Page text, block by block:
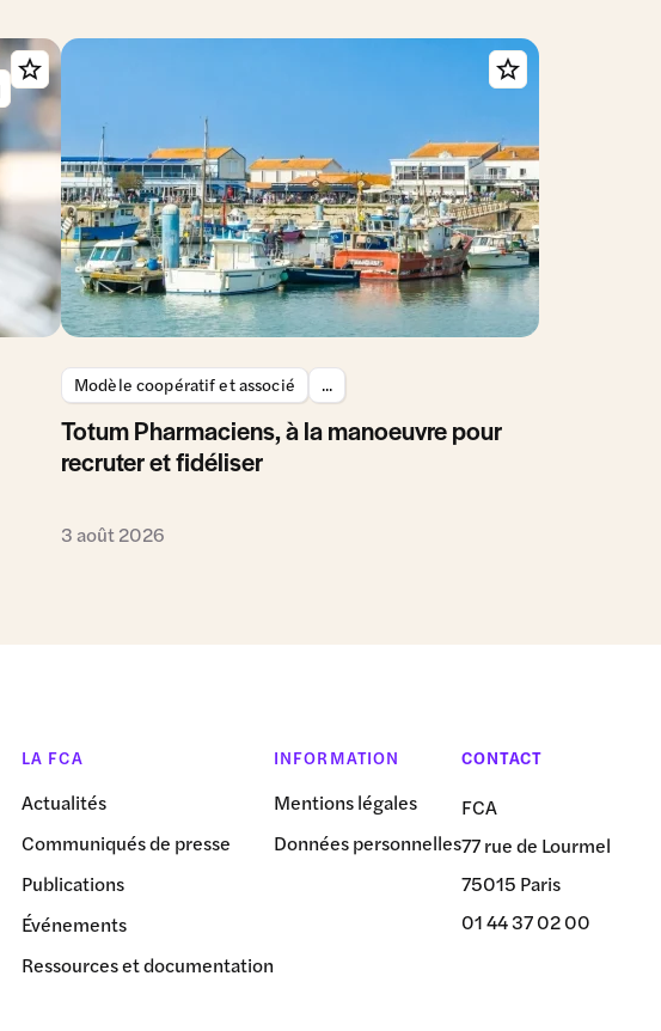
Modèle coopératif et associé ...
Totum Pharmaciens, à la manoeuvre pour
recruter et fidéliser
3 août 2026
LA FCA
Actualités
Communiqués de presse
Publications
Événements
Ressources et documentation
INFORMATION
Mentions légales
Données personnelles
CONTACT
FCA
77 rue de Lourmel
75015 Paris
01 44 37 02 00